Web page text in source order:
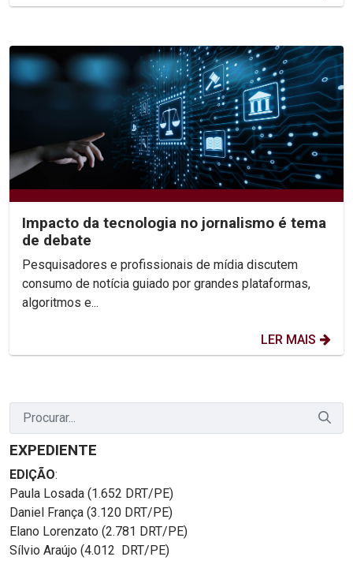
Impacto da tecnologia no jornalismo é tema
de debate
Pesquisadores e profissionais de mídia discutem
consumo de notícia guiado por grandes plataformas,
algoritmos e...
LER MAIS
EXPEDIENTE
EDIÇÃO:
Paula Losada (1.652 DRT/PE)
Daniel França (3.120 DRT/PE)
Elano Lorenzato (2.781 DRT/PE)
Sílvio Araújo (4.012 DRT/PE)